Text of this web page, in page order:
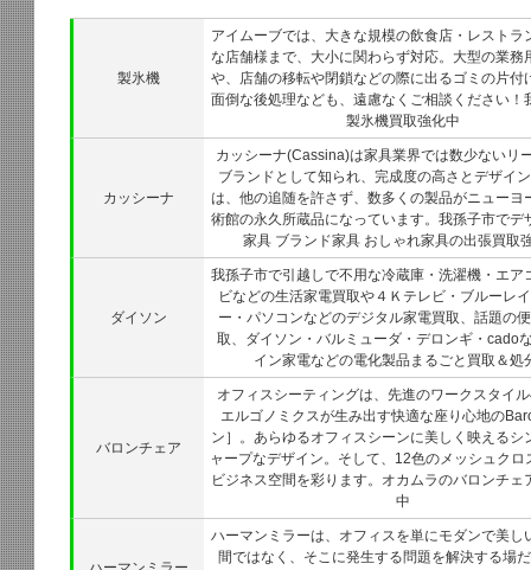
製氷機
アイムーブでは、大きな規模の飲食店・レストラ
な店舗様まで、大小に関わらず対応。大型の業務
や、店舗の移転や閉鎖などの際に出るゴミの片付
面倒な後処理なども、遠慮なくご相談ください！
製氷機買取強化中
カッシーナ
カッシーナ(Cassina)は家具業界では数少ないリ
ブランドとして知られ、完成度の高さとデザイ
は、他の追随を許さず、数多くの製品がニューヨ
術館の永久所蔵品になっています。我孫子市でデ
家具 ブランド家具 おしゃれ家具の出張買取
ダイソン
我孫子市で引越しで不用な冷蔵庫・洗濯機・エア
ビなどの生活家電買取や４Ｋテレビ・ブルーレ
ー・パソコンなどのデジタル家電買取、話題の
取、ダイソン・バルミューダ・デロンギ・cado
イン家電などの電化製品まるごと買取＆処
バロンチェア
オフィスシーティングは、先進のワークスタイ
エルゴノミクスが生み出す快適な座り心地の
ン］。あらゆるオフィスシーンに美しく映えるシ
ャープなデザイン。そして、12色のメッシュクロ
ビジネス空間を彩ります。オカムラのバロンチェ
中
ハーマンミラーは、オフィスを単にモダンで美し
間ではなく、そこに発生する問題を解決する場